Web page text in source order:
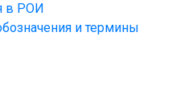
в РОИ
и термины